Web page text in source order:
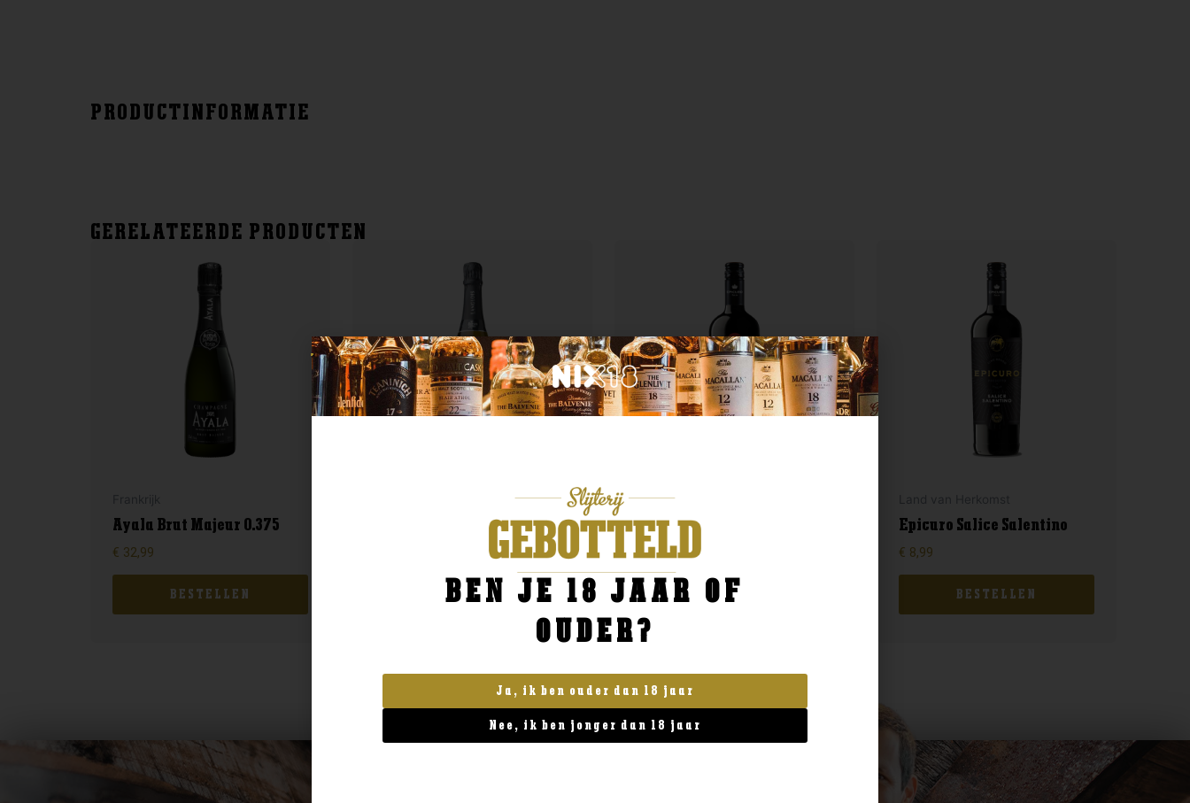
PRODUCTINFORMATIE
GERELATEERDE PRODUCTEN
Ayala Brut Majeur 0.375
€ 32,99
BESTELLEN
Langlois Cremant de Loire
BESTELLEN
Epicuro Montepulciano
d’Abruzzo
8,49
BESTELLEN
Epicuro Salice Salentino
€ 8,99
BESTELLEN
BEN JE 18 JAAR OF
OUDER?
Ja, ik ben ouder dan 18 jaar
Nee, ik ben jonger dan 18 jaar